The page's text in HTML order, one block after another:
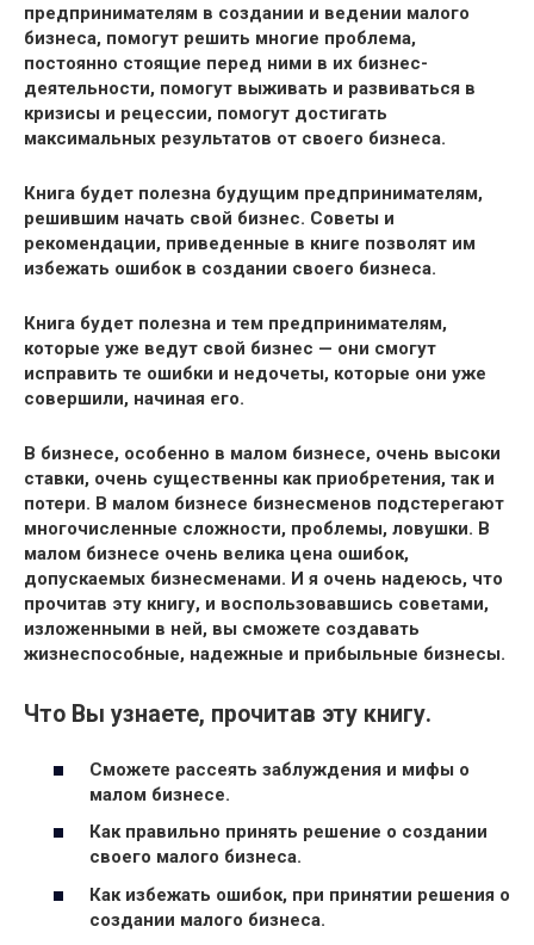
предпринимателям в создании и ведении малого
бизнеса, помогут решить многие проблема,
постоянно стоящие перед ними в их бизнес-
деятельности, помогут выживать и развиваться в
кризисы и рецессии, помогут достигать
максимальных результатов от своего бизнеса.
Книга будет полезна будущим предпринимателям,
решившим начать свой бизнес. Советы и
рекомендации, приведенные в книге позволят им
избежать ошибок в создании своего бизнеса.
Книга будет полезна и тем предпринимателям,
которые уже ведут свой бизнес — они смогут
исправить те ошибки и недочеты, которые они уже
совершили, начиная его.
В бизнесе, особенно в малом бизнесе, очень высоки
ставки, очень существенны как приобретения, так и
потери. В малом бизнесе бизнесменов подстерегают
многочисленные сложности, проблемы, ловушки. В
малом бизнесе очень велика цена ошибок,
допускаемых бизнесменами. И я очень надеюсь, что
прочитав эту книгу, и воспользовавшись советами,
изложенными в ней, вы сможете создавать
жизнеспособные, надежные и прибыльные бизнесы.
Что Вы узнаете, прочитав эту книгу.
Сможете рассеять заблуждения и мифы о
малом бизнесе.
Как правильно принять решение о создании
своего малого бизнеса.
Как избежать ошибок, при принятии решения о
создании малого бизнеса.